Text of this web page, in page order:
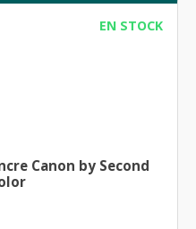
EN STOCK
Canon by Second